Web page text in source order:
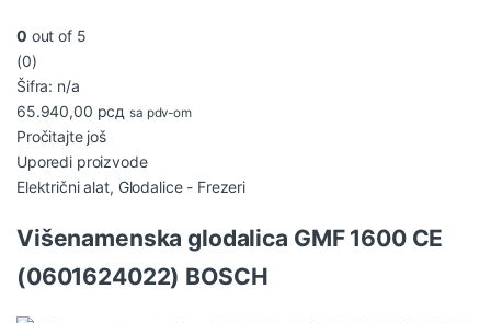
0 out of 5
(0)
Šifra: n/a
65.940,00 рсд sa pdv-om
Pročitajte još
Uporedi proizvode
Električni alat, Glodalice - Frezeri
Višenamenska glodalica GMF 1600 CE
(0601624022) BOSCH